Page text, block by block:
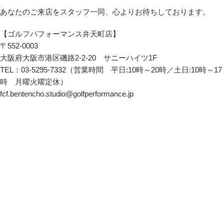
あなたのご来店をスタッフ一同、心よりお待ちしております。
【ゴルフパフォーマンス弁天町店】
〒552-0003
大阪府大阪市港区磯路2-2-20 サニーハイツ1F
TEL：03-5295-7332（営業時間 平日:10時～20時／土日:10時～17
時 月曜火曜定休）
fcf.bentencho.studio@golfperformance.jp